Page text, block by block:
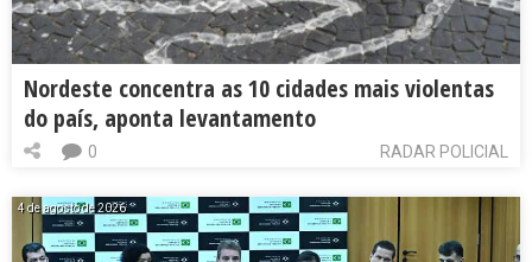
Nordeste concentra as 10 cidades mais violentas
do país, aponta levantamento
RADAR POLICIAL
0
4 de agosto de 2026